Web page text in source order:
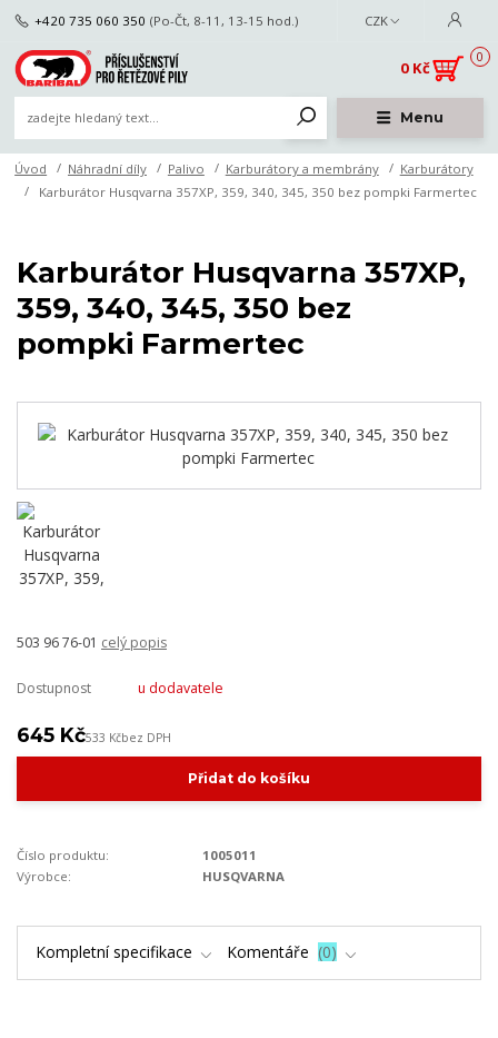
Menu
CZK
+420 735 060 350 (Po-Čt, 8-11, 13-15 hod.)
0
0 Kč
Úvod Náhradní díly Palivo Karburátory a membrány
Karburátory
Karburátor Husqvarna 357XP, 359, 340, 345, 350 bez pompki Farmertec
Karburátor Husqvarna 357XP,
359, 340, 345, 350 bez
pompki Farmertec
503 96 76-01 celý popis
Dostupnost u dodavatele
645 Kč533 Kčbez DPH
Přidat do košíku
Číslo produktu:
1005011
Výrobce:
HUSQVARNA
Kompletní specifikace Komentáře 0